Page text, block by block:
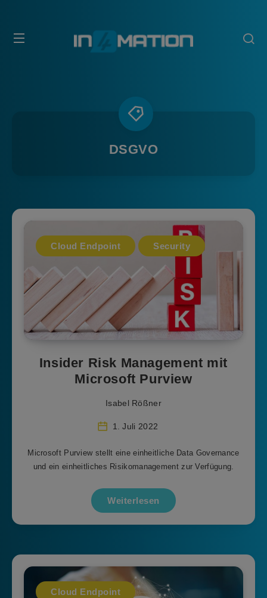
DSGVO
Cloud Endpoint Security
Insider Risk Management mit
Microsoft Purview
Isabel Rößner
1. Juli 2022
Microsoft Purview stellt eine einheitliche Data Governance
und ein einheitliches Risikomanagement zur Verfügung.
Weiterlesen
Cloud Endpoint